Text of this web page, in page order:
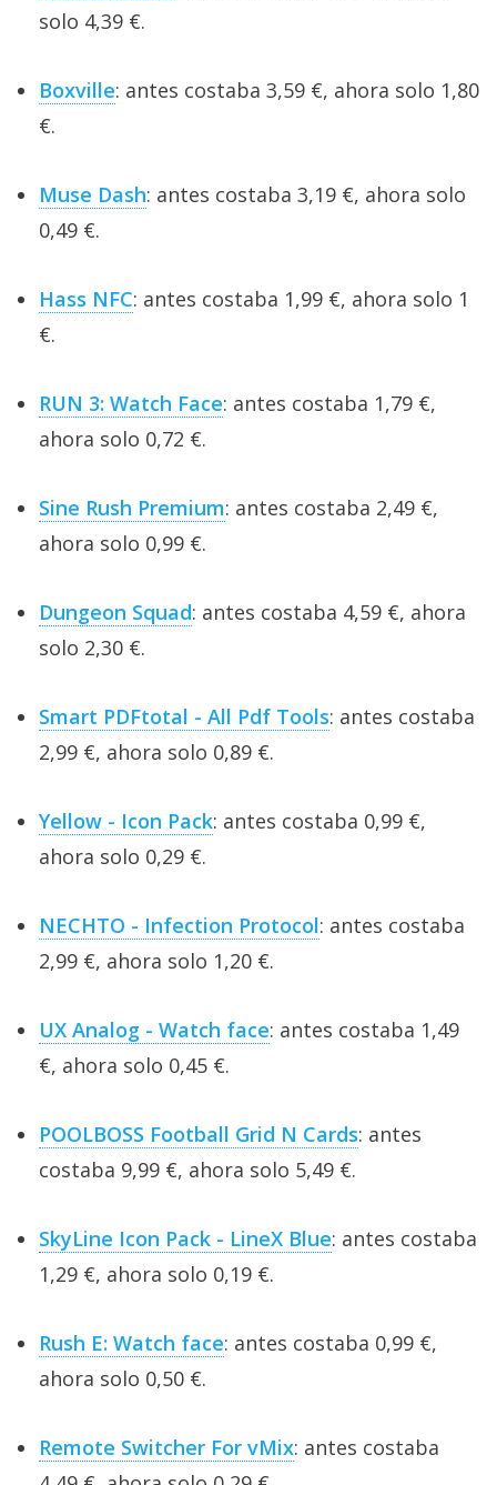
solo 4,39 €.
Boxville: antes costaba 3,59 €, ahora solo 1,80
€.
Muse Dash: antes costaba 3,19 €, ahora solo
0,49 €.
Hass NFC: antes costaba 1,99 €, ahora solo 1
€.
RUN 3: Watch Face: antes costaba 1,79 €,
ahora solo 0,72 €.
Sine Rush Premium: antes costaba 2,49 €,
ahora solo 0,99 €.
Dungeon Squad: antes costaba 4,59 €, ahora
solo 2,30 €.
Smart PDFtotal - All Pdf Tools: antes costaba
2,99 €, ahora solo 0,89 €.
Yellow - Icon Pack: antes costaba 0,99 €,
ahora solo 0,29 €.
NECHTO - Infection Protocol: antes costaba
2,99 €, ahora solo 1,20 €.
UX Analog - Watch face: antes costaba 1,49
€, ahora solo 0,45 €.
POOLBOSS Football Grid N Cards: antes
costaba 9,99 €, ahora solo 5,49 €.
SkyLine Icon Pack - LineX Blue: antes costaba
1,29 €, ahora solo 0,19 €.
Rush E: Watch face: antes costaba 0,99 €,
ahora solo 0,50 €.
Remote Switcher For vMix: antes costaba